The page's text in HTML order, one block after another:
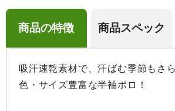
商品の特徴 商品スペック
吸汗速乾素材で、汗ばむ季節もさ
色・サイズ豊富な半袖ポロ！